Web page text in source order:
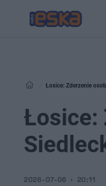
Łosice: Zderzenie
Łosice:
2026-07-06 20:11